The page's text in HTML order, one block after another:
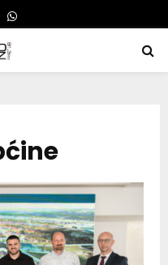
WHATSAPP